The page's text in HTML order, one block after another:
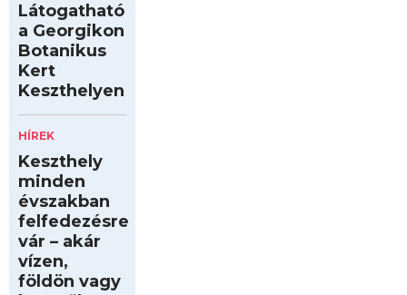
Látogatható
a Georgikon
Botanikus
Kert
Keszthelyen
HÍREK
Keszthely
minden
évszakban
felfedezésre
vár – akár
vízen,
földön vagy